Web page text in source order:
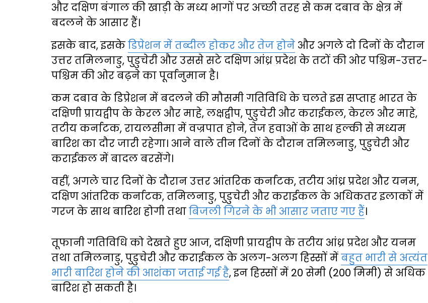
और दक्षिण बंगाल की खाड़ी के मध्य भागों पर अच्छी तरह से कम दबाव के क्षेत्र में
बदलने के आसार हैं।
इसके बाद, इसकेडिप्रेशन में तब्दील होकर और तेज होने और अगले दो दिनों के दौरान
उत्तर तमिलनाडु, पुडुचेरी और उससे सटे दक्षिण आंध्र प्रदेश के तटों की ओर पश्चिम-उत्तर-
पश्चिम की ओर बढ़ने का पूर्वानुमान है।
कम दबाव के डिप्रेशन में बदलने की मौसमी गतिविधि के चलते इस सप्ताह भारत के
दक्षिणी प्रायद्वीप के केरल और माहे, लक्षद्वीप, पुडुचेरी और कराईकल, केरल और माहे,
तटीय कर्नाटक, रायलसीमा में वज्रपात होने, तेज हवाओं के साथ हल्की से मध्यम
बारिश का दौर जारी रहेगा। आने वाले तीन दिनों के दौरान तमिलनाडु, पुडुचेरी और
कराईकल में बादल बरसेंगे।
वहीं, अगले चार दिनों के दौरान उत्तर आंतरिक कर्नाटक, तटीय आंध्र प्रदेश और यनम,
दक्षिण आंतरिक कर्नाटक, तमिलनाडु, पुडुचेरी और कराईकल के अधिकतर इलाकों में
गरज के साथ बारिश होगी तथाबिजली गिरने के भी आसार जताए गए हैं।
तूफानी गतिविधि को देखते हुए आज, दक्षिणी प्रायद्वीप के तटीय आंध्र प्रदेश और यनम
तथा तमिलनाडु, पुडुचेरी और कराईकल के अलग-अलग हिस्सों मेंबहुत भारी से अत्यंत
भारी बारिश होने की आशंका जताई गई है, इन हिस्सों में 20 सेमी (200 मिमी) से अधिक
बारिश हो सकती है।